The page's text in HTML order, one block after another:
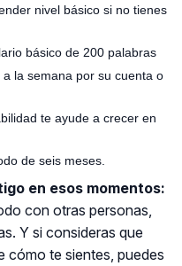
nivel básico si no tienes
básico de 200 palabras
la semana por su cuenta o
te ayude a crecer en
de seis meses.
en esos momentos:
con otras personas,
Y si consideras que
cómo te sientes, puedes